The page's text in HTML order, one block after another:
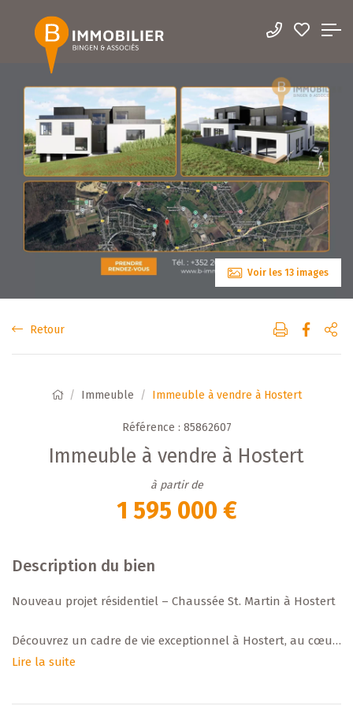
Voir les 13 images
Retour
Immeuble Immeuble à vendre à Hostert
Référence : 85862607
Immeuble à vendre à Hostert
à partir de
1 595 000 €
Description du bien
Nouveau projet résidentiel – Chaussée St. Martin à Hostert
Découvrez un cadre de vie exceptionnel à Hostert, au cœur
d'un environnement paisible et verdoyant, tout en restant
Lire la suite